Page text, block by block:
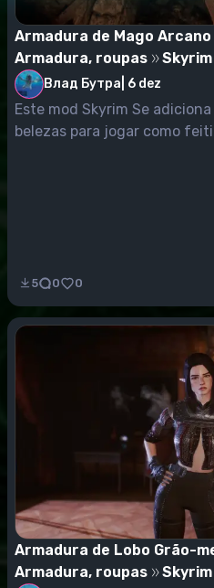
Armadura de Mago Arcano
Armadura, roupas
Влад Бутра 6 dez
Este mod Skyrim Se
belezas para jogar como
5 0 0
Armadura de Lobo Grão-
Armadura, roupas